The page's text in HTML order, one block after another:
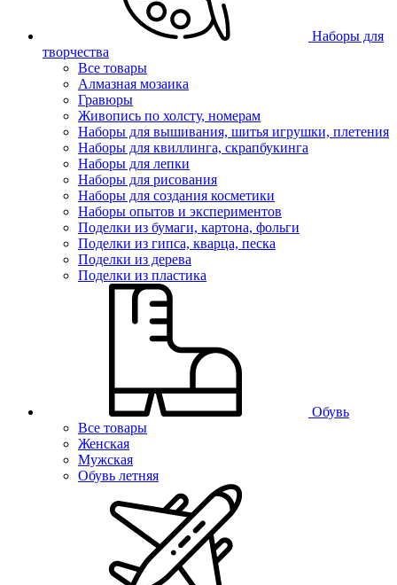
Наборы для
творчества
Все товары
Алмазная мозаика
Гравюры
Живопись по холсту, номерам
Наборы для вышивания, шитья игрушки, плетения
Наборы для квиллинга, скрапбукинга
Наборы для лепки
Наборы для рисования
Наборы для создания косметики
Наборы опытов и экспериментов
Поделки из бумаги, картона, фольги
Поделки из гипса, кварца, песка
Поделки из дерева
Поделки из пластика
Обувь
Все товары
Женская
Мужская
Обувь летняя